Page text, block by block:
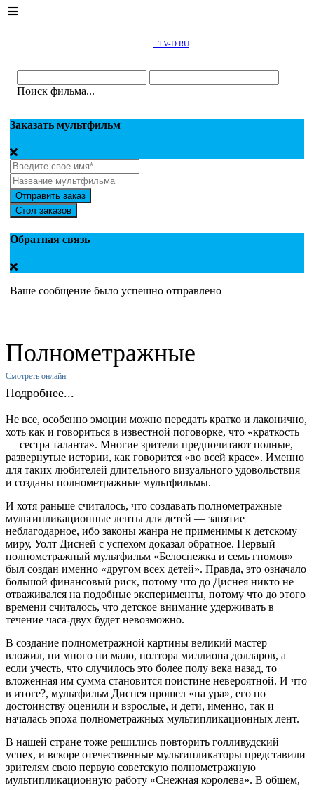
TV-D.RU
Поиск фильма...
Заказать мультфильм
Отправить заказ
Стол заказов
Обратная связь
Ваше сообщение было успешно отправлено
Полнометражные
Смотреть онлайн
Подробнее...
Не все, особенно эмоции можно передать кратко и лаконично,
хоть как и говориться в известной поговорке, что «краткость
— сестра таланта». Многие зрители предпочитают полные,
развернутые истории, как говорится «во всей красе». Именно
для таких любителей длительного визуального удовольствия
и созданы полнометражные мультфильмы.
И хотя раньше считалось, что создавать полнометражные
мультипликационные ленты для детей — занятие
неблагодарное, ибо законы жанра не применимы к детскому
миру, Уолт Дисней с успехом доказал обратное. Первый
полнометражный мультфильм «Белоснежка и семь гномов»
был создан именно «другом всех детей». Правда, это означало
большой финансовый риск, потому что до Диснея никто не
отваживался на подобные эксперименты, потому что до этого
времени считалось, что детское внимание удерживать в
течение часа-двух будет невозможно.
В создание полнометражной картины великий мастер
вложил, ни много ни мало, полтора миллиона долларов, а
если учесть, что случилось это более полу века назад, то
вложенная им сумма становится поистине невероятной. И что
в итоге?, мультфильм Диснея прошел «на ура», его по
достоинству оценили и взрослые, и дети, именно, так и
началась эпоха полнометражных мультипликационных лент.
В нашей стране тоже решились повторить голливудский
успех, и вскоре отечественные мультипликаторы представили
зрителям свою первую советскую полнометражную
мультипликационную работу «Снежная королева». В общем,